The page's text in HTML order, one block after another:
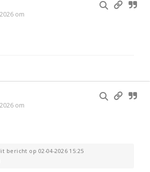
om
om
bericht op 02-04-2026 15:25